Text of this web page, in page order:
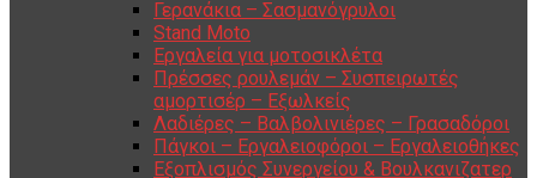
Γερανάκια – Σασμανόγρυλοι
Stand Moto
Εργαλεία για μοτοσικλέτα
Πρέσσες ρουλεμάν – Συσπειρωτές
αμορτισέρ – Εξωλκείς
Λαδιέρες – Βαλβολινιέρες – Γρασαδόροι
Πάγκοι – Εργαλειοφόροι – Εργαλειοθήκες
Εξοπλισμός Συνεργείου & Βουλκανιζατερ